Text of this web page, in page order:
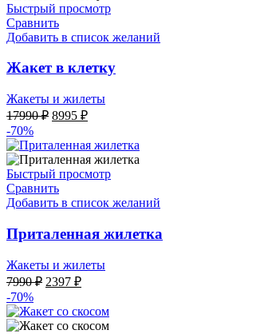
Быстрый просмотр
Сравнить
Добавить в список желаний
Жакет в клетку
Жакеты и жилеты
17990₽ Первоначальная
составляла
17990 ₽.
8995 ₽Текущая
8995 ₽.
-70%
Быстрый просмотр
Сравнить
Добавить в список желаний
Приталенная жилетка
Жакеты и жилеты
7990₽ Первоначальная
составляла
7990 ₽.
2397 ₽Текущая
2397 ₽.
-70%